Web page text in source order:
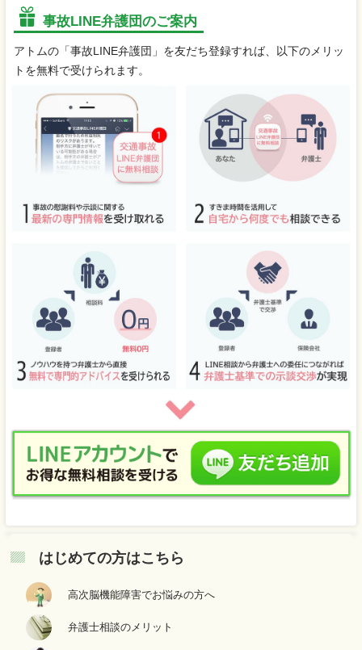
事故LINE弁護団のご案内
アトムの「事故LINE弁護団」を友だち登録すれば、以下のメリッ
トを無料で受けられます。
はじめての方はこちら
高次脳機能障害でお悩みの方へ
弁護士相談のメリット